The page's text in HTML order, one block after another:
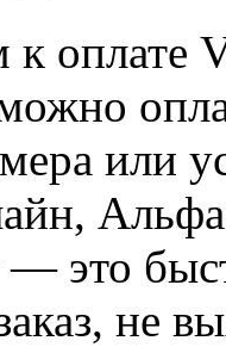
оплате
или
— это
не